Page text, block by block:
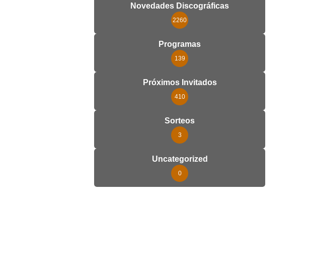
Novedades Discográficas
2260
Programas
139
Próximos Invitados
410
Sorteos
3
Uncategorized
0